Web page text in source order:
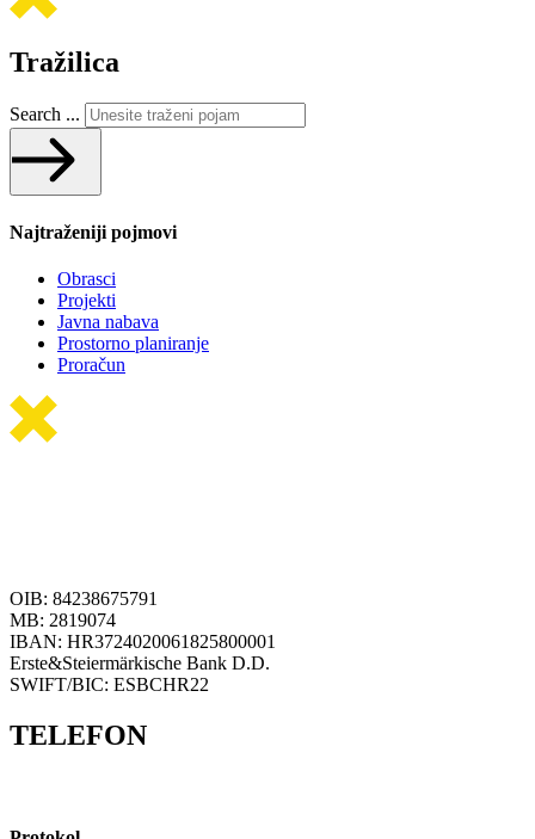
Tražilica
Search ...
Najtraženiji pojmovi
Obrasci
Projekti
Javna nabava
Prostorno planiranje
Proračun
OIB: 84238675791
MB: 2819074
IBAN: HR3724020061825800001
Erste&Steiermärkische Bank D.D.
SWIFT/BIC: ESBCHR22
TELEFON